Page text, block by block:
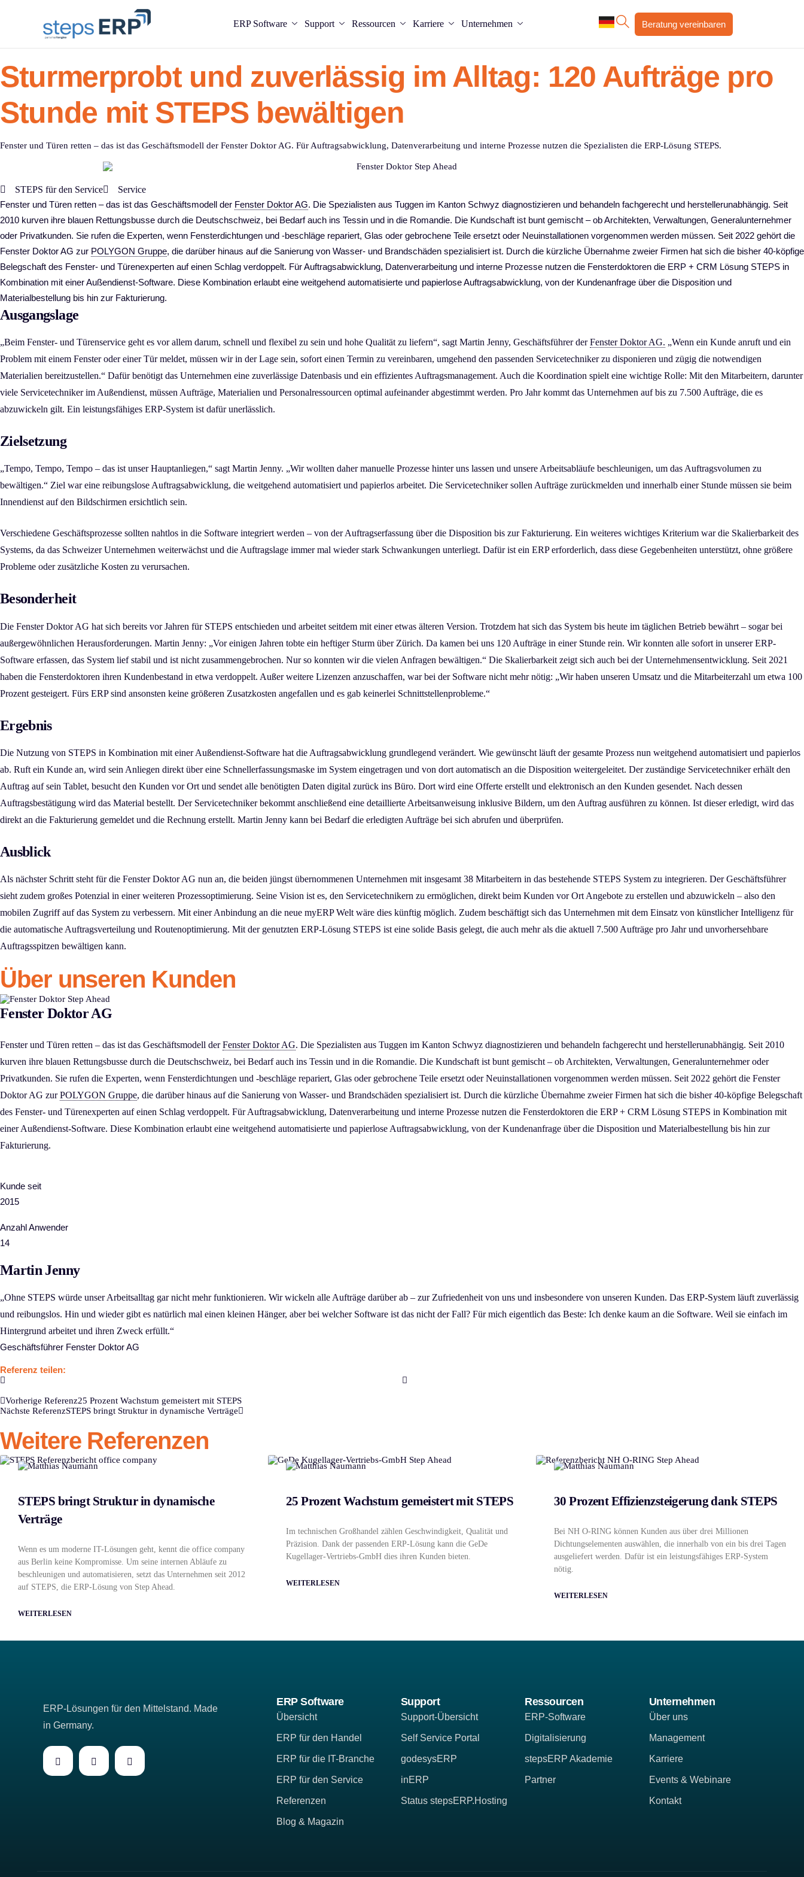
ERP Software Support Ressourcen Karriere Unternehmen Beratung vereinbaren
Sturmerprobt und zuverlässig im Alltag: 120 Aufträge pro
Stunde mit STEPS bewältigen
Fenster und Türen retten – das ist das Geschäftsmodell der Fenster Doktor AG. Für Auftragsabwicklung, Datenverarbeitung und interne Prozesse nutzen die Spezialisten die ERP-Lösung STEPS.
STEPS für den Service
Service
Fenster und Türen retten – das ist das Geschäftsmodell der Fenster Doktor AG. Die Spezialisten aus Tuggen im Kanton Schwyz diagnostizieren und behandeln fachgerecht und herstellerunabhängig. Seit
2010 kurven ihre blauen Rettungsbusse durch die Deutschschweiz, bei Bedarf auch ins Tessin und in die Romandie. Die Kundschaft ist bunt gemischt – ob Architekten, Verwaltungen, Generalunternehmer
oder Privatkunden. Sie rufen die Experten, wenn Fensterdichtungen und -beschläge repariert, Glas oder gebrochene Teile ersetzt oder Neuinstallationen vorgenommen werden müssen. Seit 2022 gehört die
Fenster Doktor AG zur POLYGON Gruppe, die darüber hinaus auf die Sanierung von Wasser- und Brandschäden spezialisiert ist. Durch die kürzliche Übernahme zweier Firmen hat sich die bisher 40-köpfige
Belegschaft des Fenster- und Türenexperten auf einen Schlag verdoppelt. Für Auftragsabwicklung, Datenverarbeitung und interne Prozesse nutzen die Fensterdoktoren die ERP + CRM Lösung STEPS in
Kombination mit einer Außendienst-Software. Diese Kombination erlaubt eine weitgehend automatisierte und papierlose Auftragsabwicklung, von der Kundenanfrage über die Disposition und
Materialbestellung bis hin zur Fakturierung.
Ausgangslage
„Beim Fenster- und Türenservice geht es vor allem darum, schnell und flexibel zu sein und hohe Qualität zu liefern“, sagt Martin Jenny, Geschäftsführer derFenster Doktor AG. „Wenn ein Kunde anruft und ein
Problem mit einem Fenster oder einer Tür meldet, müssen wir in der Lage sein, sofort einen Termin zu vereinbaren, umgehend den passenden Servicetechniker zu disponieren und zügig die notwendigen
Materialien bereitzustellen.“ Dafür benötigt das Unternehmen eine zuverlässige Datenbasis und ein effizientes Auftragsmanagement. Auch die Koordination spielt eine wichtige Rolle: Mit den Mitarbeitern, darunter
viele Servicetechniker im Außendienst, müssen Aufträge, Materialien und Personalressourcen optimal aufeinander abgestimmt werden. Pro Jahr kommt das Unternehmen auf bis zu 7.500 Aufträge, die es
abzuwickeln gilt. Ein leistungsfähiges ERP-System ist dafür unerlässlich.
Zielsetzung
„Tempo, Tempo, Tempo – das ist unser Hauptanliegen,“ sagt Martin Jenny. „Wir wollten daher manuelle Prozesse hinter uns lassen und unsere Arbeitsabläufe beschleunigen, um das Auftragsvolumen zu
bewältigen.“ Ziel war eine reibungslose Auftragsabwicklung, die weitgehend automatisiert und papierlos arbeitet. Die Servicetechniker sollen Aufträge zurückmelden und innerhalb einer Stunde müssen sie beim
Innendienst auf den Bildschirmen ersichtlich sein.
Verschiedene Geschäftsprozesse sollten nahtlos in die Software integriert werden – von der Auftragserfassung über die Disposition bis zur Fakturierung. Ein weiteres wichtiges Kriterium war die Skalierbarkeit des
Systems, da das Schweizer Unternehmen weiterwächst und die Auftragslage immer mal wieder stark Schwankungen unterliegt. Dafür ist ein ERP erforderlich, dass diese Gegebenheiten unterstützt, ohne größere
Probleme oder zusätzliche Kosten zu verursachen.
Besonderheit
Die Fenster Doktor AG hat sich bereits vor Jahren für STEPS entschieden und arbeitet seitdem mit einer etwas älteren Version. Trotzdem hat sich das System bis heute im täglichen Betrieb bewährt – sogar bei
außergewöhnlichen Herausforderungen. Martin Jenny: „Vor einigen Jahren tobte ein heftiger Sturm über Zürich. Da kamen bei uns 120 Aufträge in einer Stunde rein. Wir konnten alle sofort in unserer ERP-
Software erfassen, das System lief stabil und ist nicht zusammengebrochen. Nur so konnten wir die vielen Anfragen bewältigen.“ Die Skalierbarkeit zeigt sich auch bei der Unternehmensentwicklung. Seit 2021
haben die Fensterdoktoren ihren Kundenbestand in etwa verdoppelt. Außer weitere Lizenzen anzuschaffen, war bei der Software nicht mehr nötig: „Wir haben unseren Umsatz und die Mitarbeiterzahl um etwa 100
Prozent gesteigert. Fürs ERP sind ansonsten keine größeren Zusatzkosten angefallen und es gab keinerlei Schnittstellenprobleme.“
Ergebnis
Die Nutzung von STEPS in Kombination mit einer Außendienst-Software hat die Auftragsabwicklung grundlegend verändert. Wie gewünscht läuft der gesamte Prozess nun weitgehend automatisiert und papierlos
ab. Ruft ein Kunde an, wird sein Anliegen direkt über eine Schnellerfassungsmaske im System eingetragen und von dort automatisch an die Disposition weitergeleitet. Der zuständige Servicetechniker erhält den
Auftrag auf sein Tablet, besucht den Kunden vor Ort und sendet alle benötigten Daten digital zurück ins Büro. Dort wird eine Offerte erstellt und elektronisch an den Kunden gesendet. Nach dessen
Auftragsbestätigung wird das Material bestellt. Der Servicetechniker bekommt anschließend eine detaillierte Arbeitsanweisung inklusive Bildern, um den Auftrag ausführen zu können. Ist dieser erledigt, wird das
direkt an die Fakturierung gemeldet und die Rechnung erstellt. Martin Jenny kann bei Bedarf die erledigten Aufträge bei sich abrufen und überprüfen.
Ausblick
Als nächster Schritt steht für die Fenster Doktor AG nun an, die beiden jüngst übernommenen Unternehmen mit insgesamt 38 Mitarbeitern in das bestehende STEPS System zu integrieren. Der Geschäftsführer
sieht zudem großes Potenzial in einer weiteren Prozessoptimierung. Seine Vision ist es, den Servicetechnikern zu ermöglichen, direkt beim Kunden vor Ort Angebote zu erstellen und abzuwickeln – also den
mobilen Zugriff auf das System zu verbessern. Mit einer Anbindung an die neue myERP Welt wäre dies künftig möglich. Zudem beschäftigt sich das Unternehmen mit dem Einsatz von künstlicher Intelligenz für
die automatische Auftragsverteilung und Routenoptimierung. Mit der genutzten ERP-Lösung STEPS ist eine solide Basis gelegt, die auch mehr als die aktuell 7.500 Aufträge pro Jahr und unvorhersehbare
Auftragsspitzen bewältigen kann.
Über unseren Kunden
Fenster Doktor AG
Fenster und Türen retten – das ist das Geschäftsmodell derFenster Doktor AG. Die Spezialisten aus Tuggen im Kanton Schwyz diagnostizieren und behandeln fachgerecht und herstellerunabhängig. Seit 2010
kurven ihre blauen Rettungsbusse durch die Deutschschweiz, bei Bedarf auch ins Tessin und in die Romandie. Die Kundschaft ist bunt gemischt – ob Architekten, Verwaltungen, Generalunternehmer oder
Privatkunden. Sie rufen die Experten, wenn Fensterdichtungen und -beschläge repariert, Glas oder gebrochene Teile ersetzt oder Neuinstallationen vorgenommen werden müssen. Seit 2022 gehört die Fenster
Doktor AG zurPOLYGON Gruppe, die darüber hinaus auf die Sanierung von Wasser- und Brandschäden spezialisiert ist. Durch die kürzliche Übernahme zweier Firmen hat sich die bisher 40-köpfige Belegschaft
des Fenster- und Türenexperten auf einen Schlag verdoppelt. Für Auftragsabwicklung, Datenverarbeitung und interne Prozesse nutzen die Fensterdoktoren die ERP + CRM Lösung STEPS in Kombination mit
einer Außendienst-Software. Diese Kombination erlaubt eine weitgehend automatisierte und papierlose Auftragsabwicklung, von der Kundenanfrage über die Disposition und Materialbestellung bis hin zur
Fakturierung.
Kunde seit
2015
Anzahl Anwender
14
Martin Jenny
„Ohne STEPS würde unser Arbeitsalltag gar nicht mehr funktionieren. Wir wickeln alle Aufträge darüber ab – zur Zufriedenheit von uns und insbesondere von unseren Kunden. Das ERP-System läuft zuverlässig
und reibungslos. Hin und wieder gibt es natürlich mal einen kleinen Hänger, aber bei welcher Software ist das nicht der Fall? Für mich eigentlich das Beste: Ich denke kaum an die Software. Weil sie einfach im
Hintergrund arbeitet und ihren Zweck erfüllt.“
Geschäftsführer Fenster Doktor AG
Referenz teilen:
Vorherige Referenz25 Prozent Wachstum gemeistert mit STEPS
Nächste ReferenzSTEPS bringt Struktur in dynamische Verträge
Weitere Referenzen
STEPS bringt Struktur in dynamische
Verträge
Wenn es um moderne IT-Lösungen geht, kennt die office company
aus Berlin keine Kompromisse. Um seine internen Abläufe zu
beschleunigen und automatisieren, setzt das Unternehmen seit 2012
auf STEPS, die ERP-Lösung von Step Ahead.
WEITERLESEN
25 Prozent Wachstum gemeistert mit STEPS
Im technischen Großhandel zählen Geschwindigkeit, Qualität und
Präzision. Dank der passenden ERP-Lösung kann die GeDe
Kugellager-Vertriebs-GmbH dies ihren Kunden bieten.
WEITERLESEN
30 Prozent Effizienzsteigerung dank STEPS
Bei NH O-RING können Kunden aus über drei Millionen
Dichtungselementen auswählen, die innerhalb von ein bis drei Tagen
ausgeliefert werden. Dafür ist ein leistungsfähiges ERP-System
nötig.
WEITERLESEN
ERP-Lösungen für den Mittelstand. Made
in Germany.
ERP Software
Übersicht
ERP für den Handel
ERP für die IT-Branche
ERP für den Service
Referenzen
Blog & Magazin
Support
Support-Übersicht
Self Service Portal
godesysERP
inERP
Status stepsERP.Hosting
Ressourcen
ERP-Software
Digitalisierung
stepsERP Akademie
Partner
Unternehmen
Über uns
Management
Karriere
Events & Webinare
Kontakt